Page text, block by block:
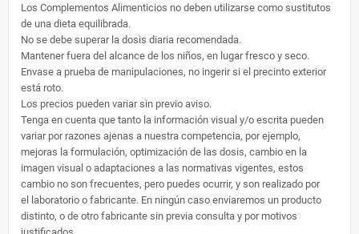
Los Complementos Alimenticios no deben utilizarse como sustitutos
de una dieta equilibrada.
No se debe superar la dosis diaria recomendada.
Mantener fuera del alcance de los niños, en lugar fresco y seco.
Envase a prueba de manipulaciones, no ingerir si el precinto exterior
está roto.
Los precios pueden variar sin previo aviso.
Tenga en cuenta que tanto la información visual y/o escrita pueden
variar por razones ajenas a nuestra competencia, por ejemplo,
mejoras la formulación, optimización de las dosis, cambio en la
imagen visual o adaptaciones a las normativas vigentes, estos
cambio no son frecuentes, pero puedes ocurrir, y son realizado por
el laboratorio o fabricante. En ningún caso enviaremos un producto
distinto, o de otro fabricante sin previa consulta y por motivos